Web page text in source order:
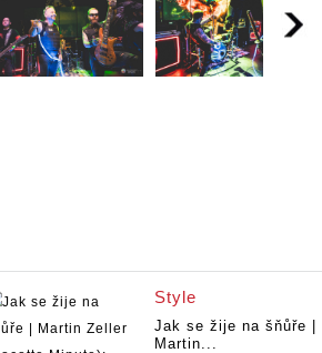
Style
Jak se žije na šňůře |
Martin...